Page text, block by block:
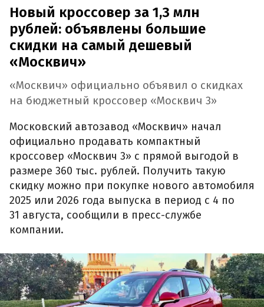
Новый кроссовер за 1,3 млн
рублей: объявлены большие
скидки на самый дешевый
«Москвич»
«Москвич» официально объявил о скидках
на бюджетный кроссовер «Москвич 3»
Московский автозавод «Москвич» начал
официально продавать компактный
кроссовер «Москвич 3» с прямой выгодой в
размере 360 тыс. рублей. Получить такую
скидку можно при покупке нового автомобиля
2025 или 2026 года выпуска в период с 4 по
31 августа, сообщили в пресс-службе
компании.